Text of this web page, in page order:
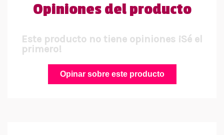
Opiniones del producto
Este producto no tiene opiniones ¡Sé el
primero!
Opinar sobre este producto